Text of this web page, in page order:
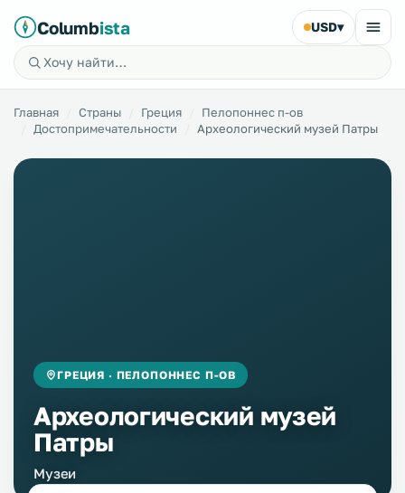
Columbista USD▾
Главная Страны Греция
Пелопоннес п-ов
Достопримечательности
Археологический музей Патры
ГРЕЦИЯ · ПЕЛОПОННЕС П-ОВ
Археологический музей
Патры
Музеи